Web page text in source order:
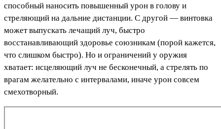
способный наносить повышенный урон в голову и
стреляющий на дальние дистанции. С другой — винтовка
может выпускать лечащий луч, быстро
восстанавливающий здоровье союзникам (порой кажется,
что слишком быстро). Но и ограничений у оружия
хватает: исцеляющий луч не бесконечный, а стрелять по
врагам желательно с интервалами, иначе урон совсем
смехотворный.